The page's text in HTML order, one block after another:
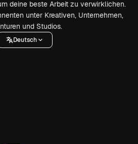
deine beste Arbeit zu verwirklichen.
unter Kreativen, Unternehmen,
und Studios.
Deutsch